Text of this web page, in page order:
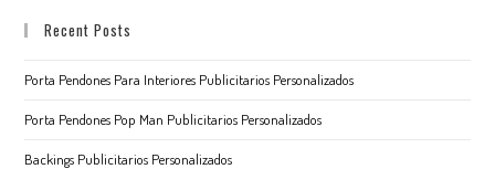
Recent Posts
Porta Pendones Para Interiores Publicitarios Personalizados
Porta Pendones Pop Man Publicitarios Personalizados
Backings Publicitarios Personalizados